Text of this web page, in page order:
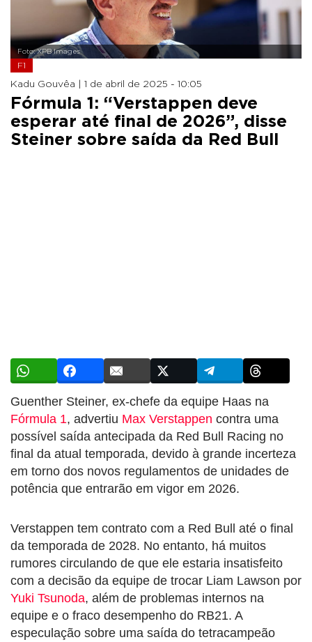
Foto: XPB Images
F1
Kadu Gouvêa | 1 de abril de 2025 - 10:05
Fórmula 1: “Verstappen deve
esperar até final de 2026”, disse
Steiner sobre saída da Red Bull
Guenther Steiner, ex-chefe da equipe Haas na
Fórmula 1, advertiu Max Verstappen contra uma
possível saída antecipada da Red Bull Racing no
final da atual temporada, devido à grande incerteza
em torno dos novos regulamentos de unidades de
potência que entrarão em vigor em 2026.
Verstappen tem contrato com a Red Bull até o final
da temporada de 2028. No entanto, há muitos
rumores circulando de que ele estaria insatisfeito
com a decisão da equipe de trocar Liam Lawson por
Yuki Tsunoda, além de problemas internos na
equipe e o fraco desempenho do RB21. A
especulação sobre uma saída do tetracampeão